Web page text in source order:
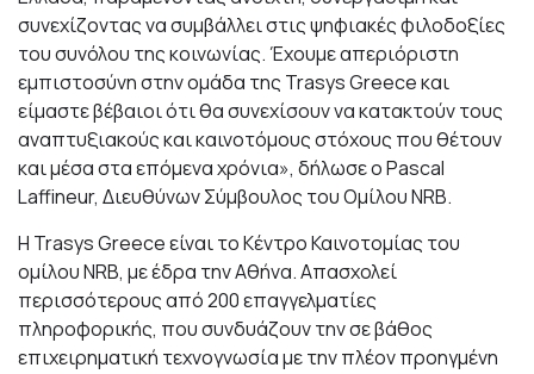
συνεχίζοντας να συμβάλλει στις ψηφιακές φιλοδοξίες
του συνόλου της κοινωνίας. Έχουμε απεριόριστη
εμπιστοσύνη στην ομάδα της Trasys Greece και
είμαστε βέβαιοι ότι θα συνεχίσουν να κατακτούν τους
αναπτυξιακούς και καινοτόμους στόχους που θέτουν
και μέσα στα επόμενα χρόνια», δήλωσε ο Pascal
Laffineur, Διευθύνων Σύμβουλος του Ομίλου NRB.
Η Trasys Greece είναι το Κέντρο Καινοτομίας του
ομίλου NRB, με έδρα την Αθήνα. Απασχολεί
περισσότερους από 200 επαγγελματίες
πληροφορικής, που συνδυάζουν την σε βάθος
επιχειρηματική τεχνογνωσία με την πλέον προηγμένη